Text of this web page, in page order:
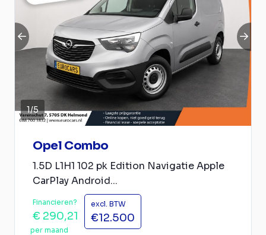
1/5
Opel Combo
1.5D L1H1 102 pk Edition Navigatie Apple
CarPlay Android...
Financieren?
€ 290,21
per maand
excl. BTW
€12.500